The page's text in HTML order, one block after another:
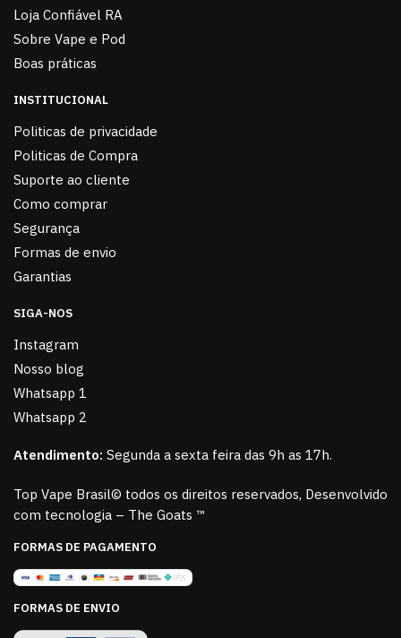
Loja Confiável RA
Sobre Vape e Pod
Boas práticas
INSTITUCIONAL
Politicas de privacidade
Politicas de Compra
Suporte ao cliente
Como comprar
Segurança
Formas de envio
Garantias
SIGA-NOS
Instagram
Nosso blog
Whatsapp 1
Whatsapp 2
Atendimento: Segunda a sexta feira das 9h as 17h.
Top Vape Brasil© todos os direitos reservados, Desenvolvido
com tecnologia – The Goats ™
FORMAS DE PAGAMENTO
FORMAS DE ENVIO